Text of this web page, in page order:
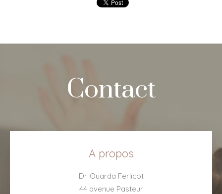
Contact
A propos
Dr. Ouarda Ferlicot
44 avenue Pasteur